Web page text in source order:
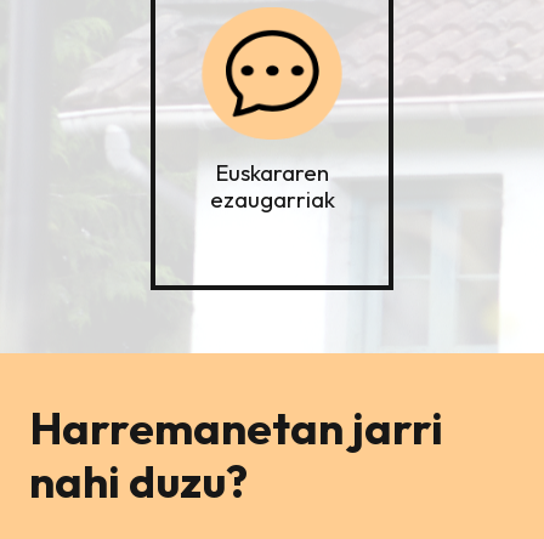
Euskararen
ezaugarriak
Harremanetan jarri
nahi duzu?